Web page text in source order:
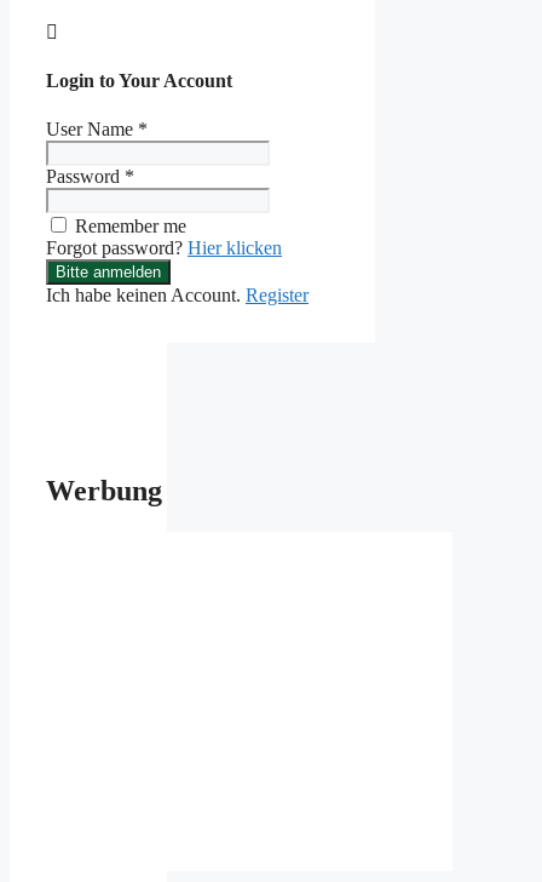

Login to Your Account
User Name *
Password *
Remember me
Forgot password? Hier klicken
Bitte anmelden
Ich habe keinen Account. Register
Werbung